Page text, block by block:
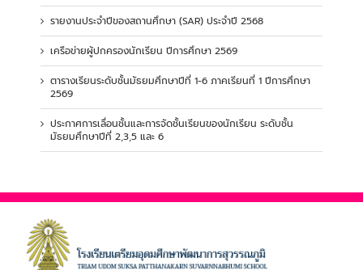
รายงานประจำปีของสถานศึกษา (SAR) ประจำปี 2568
เครือข่ายผู้ปกครองนักเรียน ปีการศึกษา 2569
ตารางเรียนระดับชั้นมัธยมศึกษาปีที่ 1-6 ภาคเรียนที่ 1 ปีการศึกษา
2569
ประกาศการเลื่อนชั้นและการจัดชั้นเรียนของนักเรียน ระดับชั้น
มัธยมศึกษาปีที่ 2,3,5 และ 6